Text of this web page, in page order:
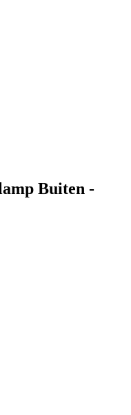
Buiten -